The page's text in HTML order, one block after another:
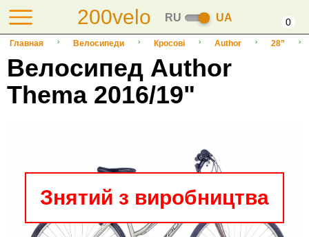
200velo RU UA 0
Главная Велосипеди Кросові Author 28”
Велосипед Author
Thema 2016/19"
Знятий з виробництва